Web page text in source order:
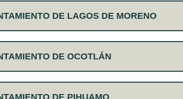
DE LAGOS DE MORENO
DE OCOTLÁN
DE PIHUAMO